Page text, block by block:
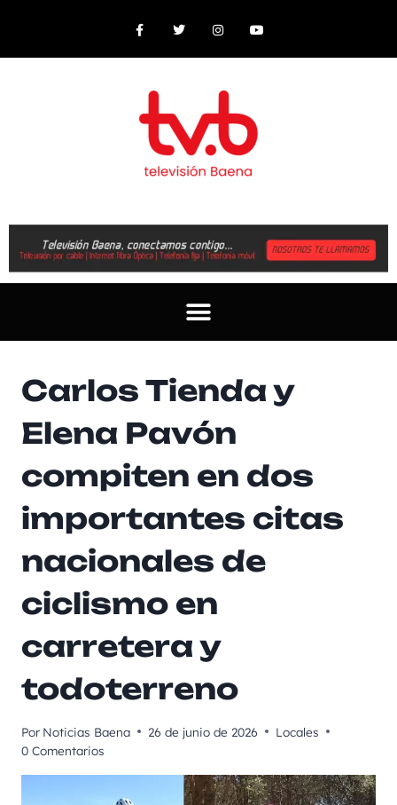
Carlos Tienda y
Elena Pavón
compiten en dos
importantes citas
nacionales de
ciclismo en
carretera y
todoterreno
Por Noticias Baena 26 de junio de 2026
Locales
0 Comentarios